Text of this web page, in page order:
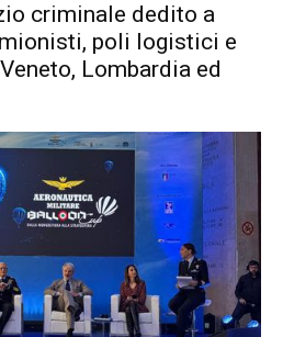
criminale dedito a
poli logistici e
Lombardia ed